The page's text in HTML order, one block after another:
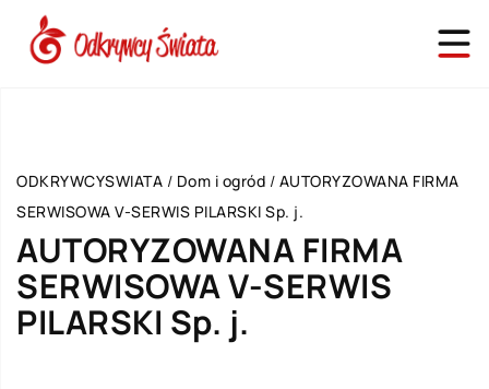
ODKRYWCYSWIATA / Dom i ogród / AUTORYZOWANA FIRMA
SERWISOWA V-SERWIS PILARSKI Sp. j.
AUTORYZOWANA FIRMA
SERWISOWA V-SERWIS
PILARSKI Sp. j.